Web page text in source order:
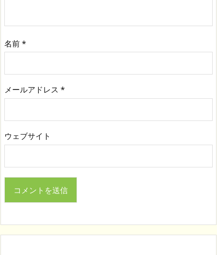
名前*
メールアドレス *
ウェブサイト